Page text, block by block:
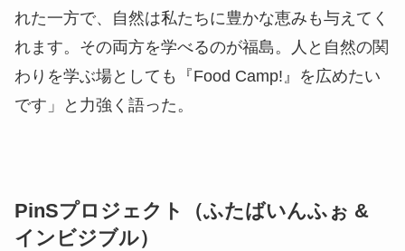
れた一方で、自然は私たちに豊かな恵みも与えてく
れます。その両方を学べるのが福島。人と自然の関
わりを学ぶ場としても『Food Camp!』を広めたい
です」と力強く語った。
PinSプロジェクト（ふたばいんふぉ &
インビジブル）